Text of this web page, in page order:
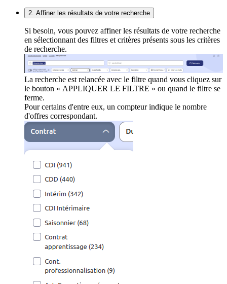
2. Affiner les résultats de votre recherche
Si besoin, vous pouvez affiner les résultats de votre recherche
en sélectionnant des filtres et critères présents sous les critères
de recherche.
La recherche est relancée avec le filtre quand vous cliquez sur
le bouton « APPLIQUER LE FILTRE » ou quand le filtre se
ferme.
Pour certains d'entre eux, un compteur indique le nombre
d'offres correspondant.